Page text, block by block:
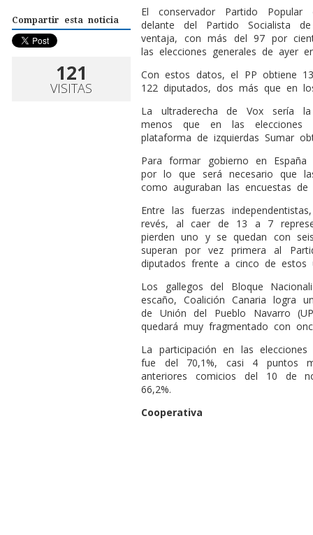
Compartir esta noticia
121
VISITAS
El conservador Partido
delante del Partido Socialista
ventaja, con más del 97 por
las elecciones generales de ayer
Con estos datos, el PP obtiene
122 diputados, dos más que en
La ultraderecha de Vox sería
menos que en las elecciones
plataforma de izquierdas Sumar
Para formar gobierno en
por lo que será necesario que
como auguraban las encuestas
Entre las fuerzas
revés, al caer de 13 a 7
pierden uno y se quedan con
superan por vez primera al
diputados frente a cinco de estos
Los gallegos del Bloque
escaño, Coalición Canaria logra
de Unión del Pueblo Navarro
quedará muy fragmentado con
La participación en las
fue del 70,1%, casi 4 puntos
anteriores comicios del 10 de
66,2%.
Cooperativa